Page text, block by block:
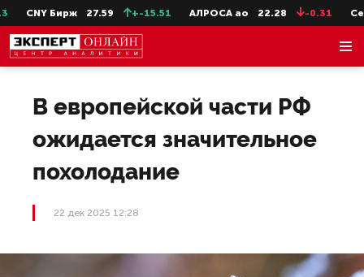
CNY Бирж 27.59 +-15.51 АЛРОСА ао 22.28 -0.31
В европейской части РФ
ожидается значительное
похолодание
22 дек 2025 12:28